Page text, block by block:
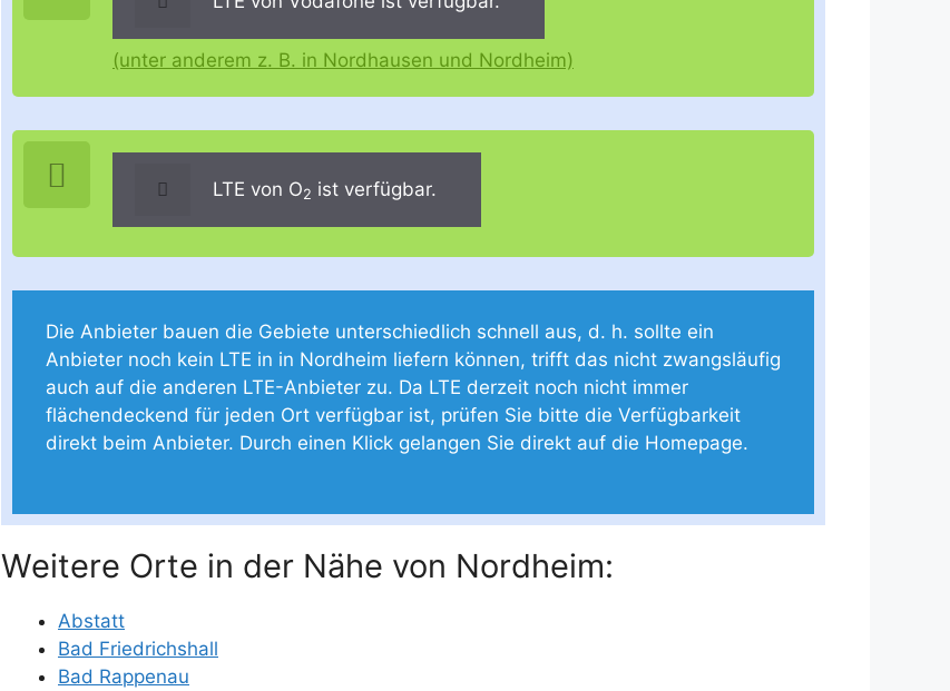
(unter anderem z. B. in Nordhausen und Nordheim)
LTE von O2 ist verfügbar.
Die Anbieter bauen die Gebiete unterschiedlich schnell aus, d. h. sollte ein
Anbieter noch kein LTE in in Nordheim liefern können, trifft das nicht zwangsläufig
auch auf die anderen LTE-Anbieter zu. Da LTE derzeit noch nicht immer
flächendeckend für jeden Ort verfügbar ist, prüfen Sie bitte die Verfügbarkeit
direkt beim Anbieter. Durch einen Klick gelangen Sie direkt auf die Homepage.
Weitere Orte in der Nähe von Nordheim:
Abstatt
Bad Friedrichshall
Bad Rappenau